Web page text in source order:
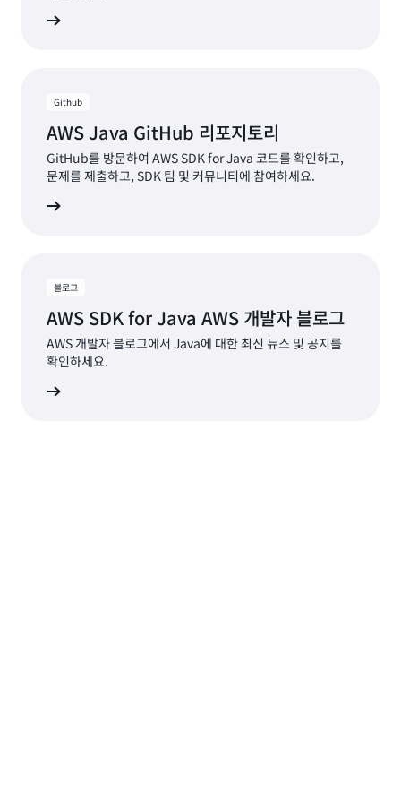
Github
AWS Java GitHub 리포지토리
GitHub를 방문하여 AWS SDK for Java 코드를 확인하고,
문제를 제출하고, SDK 팀 및 커뮤니티에 참여하세요.
블로그
AWS SDK for Java AWS 개발자 블로그
AWS 개발자 블로그에서 Java에 대한 최신 뉴스 및 공지를
확인하세요.